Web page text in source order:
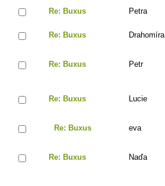
Re: Buxus Petra
Re: Buxus Drahomíra
Re: Buxus Petr
Re: Buxus Lucie
Re: Buxus eva
Re: Buxus Naďa